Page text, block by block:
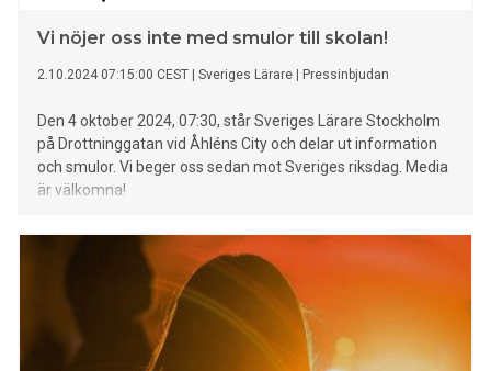
Vi nöjer oss inte med smulor till skolan!
2.10.2024 07:15:00 CEST Sveriges Lärare Pressinbjudan
Den 4 oktober 2024, 07:30, står Sveriges Lärare Stockholm
på Drottninggatan vid Åhléns City och delar ut information
och smulor. Vi beger oss sedan mot Sveriges riksdag. Media
är välkomna!